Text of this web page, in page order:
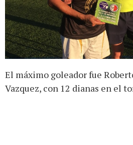
El máximo goleador fue
Vazquez, con 12 dianas en el